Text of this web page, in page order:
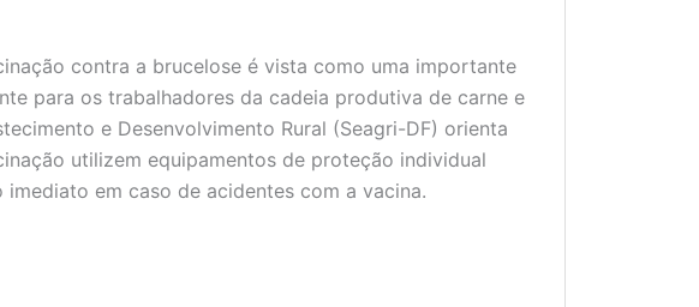
contra a brucelose é vista como uma importante
para os trabalhadores da cadeia produtiva de carne e
e Desenvolvimento Rural (Seagri-DF) orienta
utilizem equipamentos de proteção individual
em caso de acidentes com a vacina.